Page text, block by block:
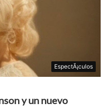
EspectÃ¡culos
y un nuevo